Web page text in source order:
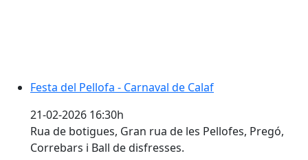
Festa del Pellofa - Carnaval de Calaf
21-02-2026 16:30h
Rua de botigues, Gran rua de les Pellofes, Pregó,
Correbars i Ball de disfresses.